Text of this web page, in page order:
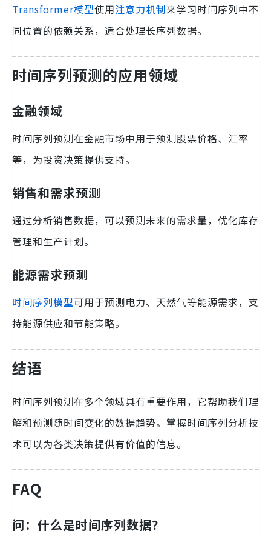
Transformer模型使用注意力机制来学习时间序列中不
同位置的依赖关系，适合处理长序列数据。
时间序列预测的应用领域
金融领域
时间序列预测在金融市场中用于预测股票价格、汇率
等，为投资决策提供支持。
销售和需求预测
通过分析销售数据，可以预测未来的需求量，优化库存
管理和生产计划。
能源需求预测
时间序列模型可用于预测电力、天然气等能源需求，支
持能源供应和节能策略。
结语
时间序列预测在多个领域具有重要作用，它帮助我们理
解和预测随时间变化的数据趋势。掌握时间序列分析技
术可以为各类决策提供有价值的信息。
FAQ
问：什么是时间序列数据？